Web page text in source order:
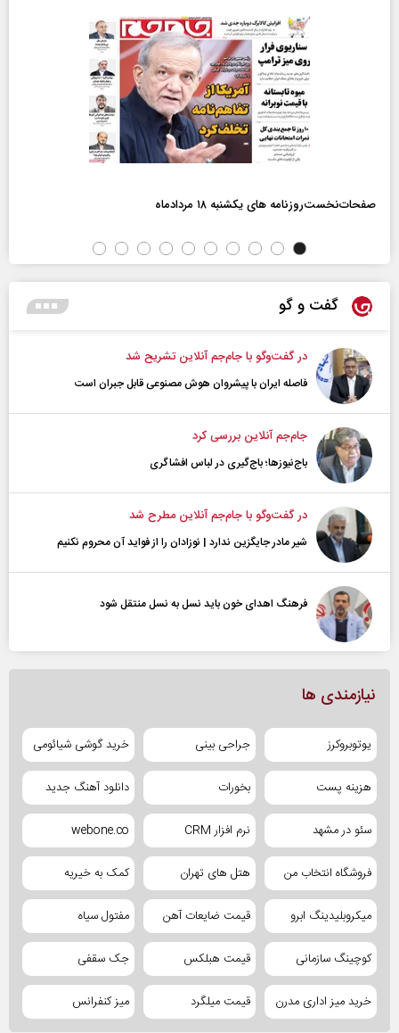
صفحات‌نخست‌روزنامه ها‌ی یکشنبه ۱۸ مردادماه
گفت و گو
در گفت‌و‌گو با جام‌جم آنلاین تشریح شد
فاصله ایران با پیشرو‌ان هوش مصنوعی قابل جبران است
جام‌جم آنلاین بررسی کرد
باج‌نیوزها؛ باج‌گیری در لباس افشاگری
در گفت‌و‌گو با جام‌جم آنلاین مطرح شد
شیر مادر جایگزین ندارد | نوزادان را از فواید آن محروم نکنیم
فرهنگ اهدای خون باید نسل به نسل منتقل شود
نیازمندی ها
یوتوبروکرز جراحی بینی خرید گوشی شیائومی
هزینه پست بخورات دانلود آهنگ جدید
سئو در مشهد نرم افزار CRM webone.co
فروشگاه انتخاب من هتل های تهران کمک به خیریه
میکروبلیدینگ ابرو قیمت ضایعات آهن مفتول سیاه
کوچینگ سازمانی قیمت هبلکس جک سقفی
خرید میز اداری مدرن قیمت میلگرد میز کنفرانس